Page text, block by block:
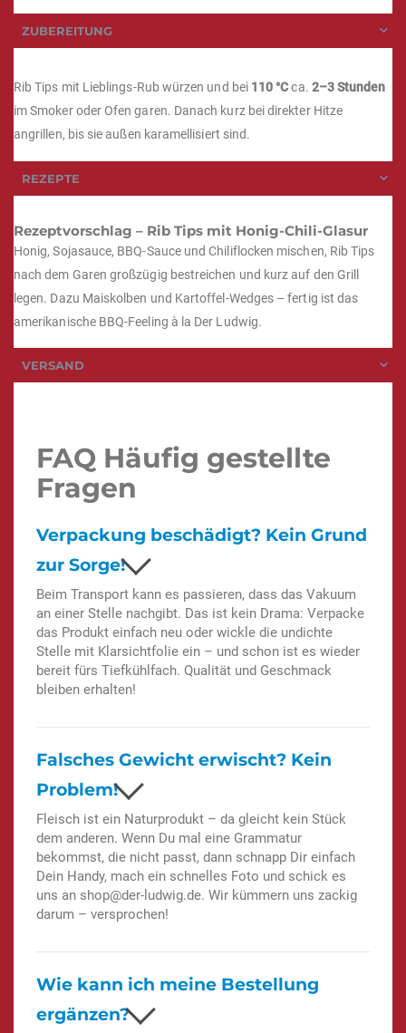
ZUBEREITUNG
Rib Tips mit Lieblings-Rub würzen und bei 110 °Cca. 2–3 Stunden
im Smoker oder Ofen garen. Danach kurz bei direkter Hitze
angrillen, bis sie außen karamellisiert sind.
REZEPTE
Rezeptvorschlag – Rib Tips mit Honig-Chili-Glasur
Honig, Sojasauce, BBQ-Sauce und Chiliflocken mischen, Rib Tips
nach dem Garen großzügig bestreichen und kurz auf den Grill
legen. Dazu Maiskolben und Kartoffel-Wedges – fertig ist das
amerikanische BBQ-Feeling à la Der Ludwig.
VERSAND
FAQ Häufig gestellte
Fragen
Verpackung beschädigt? Kein Grund
zur Sorge!
Beim Transport kann es passieren, dass das Vakuum
an einer Stelle nachgibt. Das ist kein Drama: Verpacke
das Produkt einfach neu oder wickle die undichte
Stelle mit Klarsichtfolie ein – und schon ist es wieder
bereit fürs Tiefkühlfach. Qualität und Geschmack
bleiben erhalten!
Falsches Gewicht erwischt? Kein
Problem!
Fleisch ist ein Naturprodukt – da gleicht kein Stück
dem anderen. Wenn Du mal eine Grammatur
bekommst, die nicht passt, dann schnapp Dir einfach
Dein Handy, mach ein schnelles Foto und schick es
uns an shop@der-ludwig.de. Wir kümmern uns zackig
darum – versprochen!
Wie kann ich meine Bestellung
ergänzen?